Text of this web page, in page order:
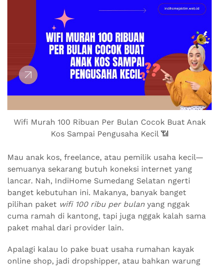
Wifi Murah 100 Ribuan Per Bulan Cocok Buat Anak
Kos Sampai Pengusaha Kecil 📶
Mau anak kos, freelance, atau pemilik usaha kecil—
semuanya sekarang butuh koneksi internet yang
lancar. Nah, IndiHome Sumedang Selatan ngerti
banget kebutuhan ini. Makanya, banyak banget
pilihan paket wifi 100 ribu per bulan yang nggak
cuma ramah di kantong, tapi juga nggak kalah sama
paket mahal dari provider lain.
Apalagi kalau lo pake buat usaha rumahan kayak
online shop, jadi dropshipper, atau bahkan warung